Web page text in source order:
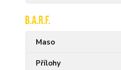
Maso
Přílohy